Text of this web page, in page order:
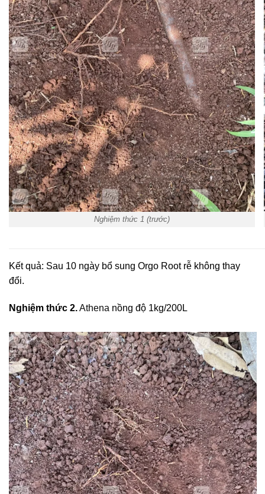
Nghiệm thức 1 (trước)
Kết quả: Sau 10 ngày bổ sung Orgo Root rễ không thay
đổi.
Nghiệm thức 2.Athena nồng độ 1kg/200L